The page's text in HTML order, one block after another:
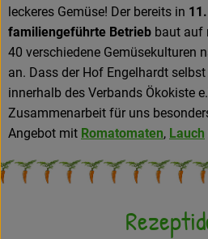
leckeres Gemüse! Der bereits in
familiengeführte Betrieb baut auf
40 verschiedene Gemüsekulturen
an. Dass der Hof Engelhardt
innerhalb des Verbands Ökokiste
Zusammenarbeit für uns
Angebot mit Romatomaten, Lauch